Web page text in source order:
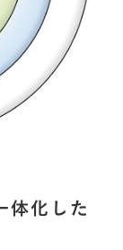
体化した